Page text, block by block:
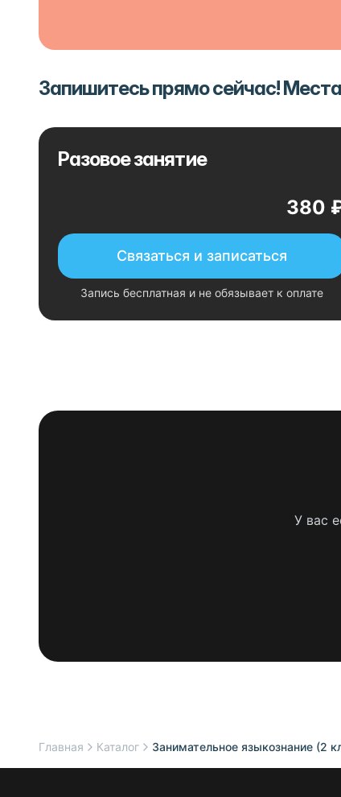
Запишитесь прямо сейчас!
Разовое занятие
380
Связаться и записаться
Запись бесплатная и не обязывает к оплате
У вас
Главная Каталог Занимательное языкознание (2